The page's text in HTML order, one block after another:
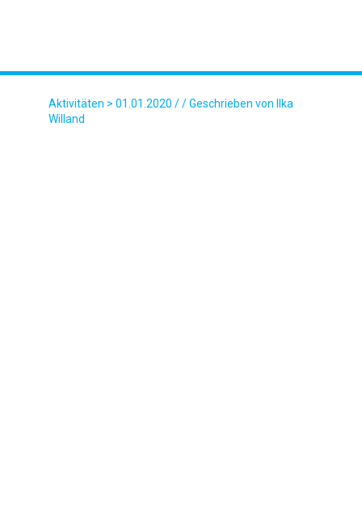
Aktivitäten > 01.01.2020 / / Geschrieben von Ilka
Willand